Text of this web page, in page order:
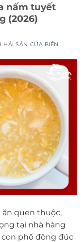
nấm tuyết
(2026)
HẢI SẢN CỬA BIỂN
ăn quen thuộc,
tại nhà hàng
phố đông đúc